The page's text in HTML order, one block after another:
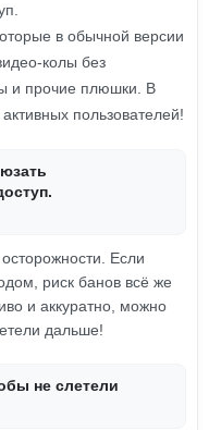
в обычной версии
колы без
и прочие плюшки. В
пользователей!
осторожности. Если
риск банов всё же
и аккуратно, можно
дальше!
не слетели